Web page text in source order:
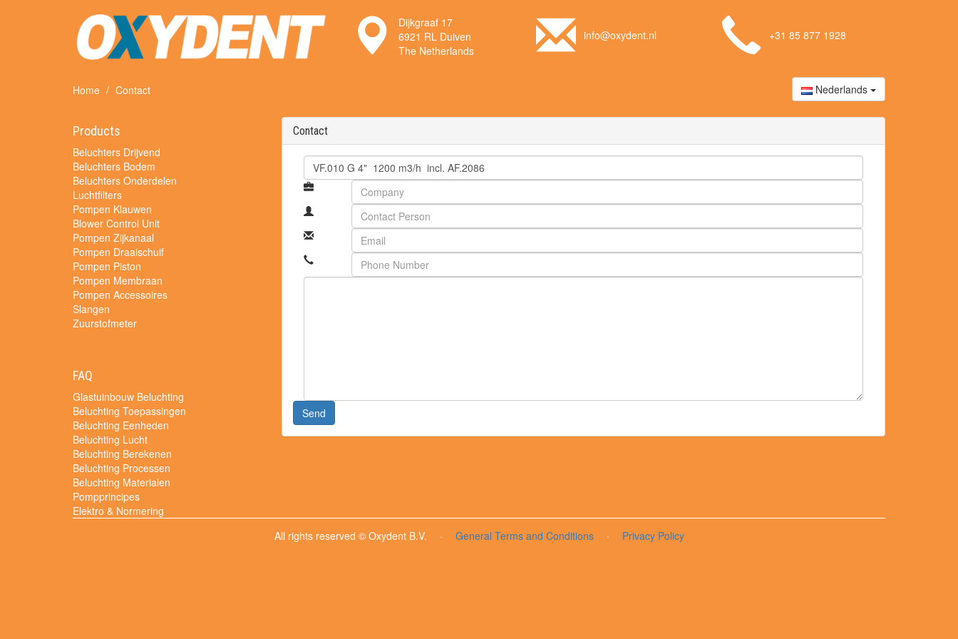
Dijkgraaf 17
6921 RL Duiven
The Netherlands
info@oxydent.nl +31 85 877 1928
Home Contact Nederlands
Contact
Send
Products
Beluchters Drijvend
Beluchters Bodem
Beluchters Onderdelen
Luchtfilters
Pompen Klauwen
Blower Control Unit
Pompen Zijkanaal
Pompen Draaischuif
Pompen Piston
Pompen Membraan
Pompen Accessoires
Slangen
Zuurstofmeter
FAQ
Glastuinbouw Beluchting
Beluchting Toepassingen
Beluchting Eenheden
Beluchting Lucht
Beluchting Berekenen
Beluchting Processen
Beluchting Materialen
Pompprincipes
Elektro & Normering
All rights reserved © Oxydent B.V.
· General Terms and Conditions · Privacy Policy